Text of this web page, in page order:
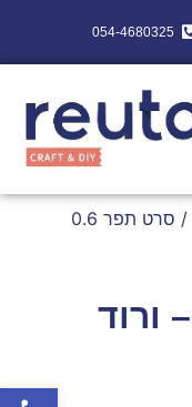
פתח
054-4680325
/
סרט תפר 0.6